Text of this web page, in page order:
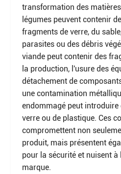
transformation des
légumes peuvent contenir
fragments de verre, du
parasites ou des débris
viande peut contenir des
la production, l'usure des
détachement de
une contamination
endommagé peut introduire
verre ou de plastique. Ces
compromettent non
produit, mais présentent
pour la sécurité et nuisent
marque.